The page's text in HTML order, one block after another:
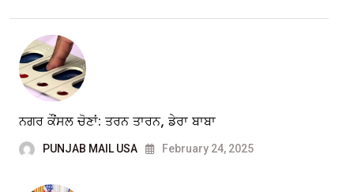
ਨਗਰ ਕੌਂਸਲ ਚੋਣਾਂ: ਤਰਨ ਤਾਰਨ, ਡੇਰਾ ਬਾਬਾ
PUNJAB MAIL USA February 24, 2025